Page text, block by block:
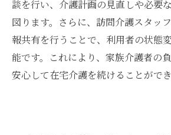
談を行い、介護計画の見直しや必要
図ります。さらに、訪問介護スタッ
報共有を行うことで、利用者の状態
能です。これにより、家族介護者の負
安心して在宅介護を続けることができ